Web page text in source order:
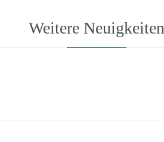
Weitere Neuigkeiten